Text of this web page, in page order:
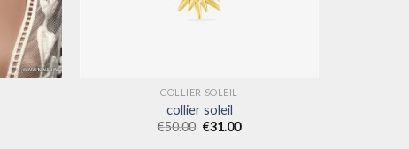
COLLIER SOLEIL
collier soleil
€50.00 €31.00